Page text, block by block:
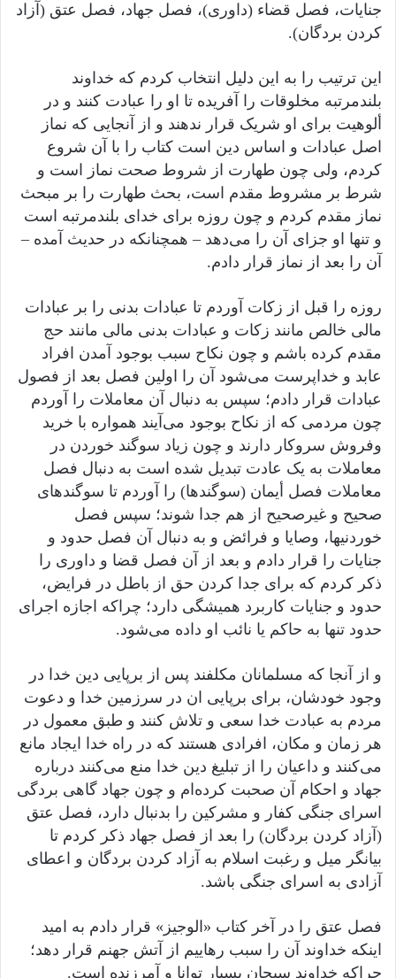
جنایات، فصل قضاء (داوری)، فصل جهاد، فصل عتق (آزاد
کردن بردگان).
این ترتیب را به این دلیل انتخاب کردم که خداوند
بلندمرتبه مخلوقات را آفریده تا او را عبادت کنند و در
ألوهیت برای او شریک قرار ندهند و از آنجایی که نماز
اصل عبادات و اساس دین است کتاب را با آن شروع
کردم، ولی چون طهارت از شروط صحت نماز است و
شرط بر مشروط مقدم است، بحث طهارت را بر مبحث
نماز مقدم کردم و چون روزه برای خدای بلندمرتبه است
و تنها او جزای آن را می‌دهد – همچنانکه در حدیث آمده –
آن را بعد از نماز قرار دادم.
روزه را قبل از زکات آوردم تا عبادات بدنی را بر عبادات
مالی خالص مانند زکات و عبادات بدنی مالی مانند حج
مقدم کرده باشم و چون نکاح سبب بوجود آمدن افراد
عابد و خداپرست می‌شود آن را اولین فصل بعد از فصول
عبادات قرار دادم؛ سپس به دنبال آن معاملات را آوردم
چون مردمی که از نکاح بوجود می‌آیند همواره با خرید
وفروش سروکار دارند و چون زیاد سوگند خوردن در
معاملات به یک عادت تبدیل شده است به دنبال فصل
معاملات فصل أیمان (سوگندها) را آوردم تا سوگندهای
صحیح و غیرصحیح از هم جدا شوند؛ سپس فصل
خوردنیها، وصایا و فرائض و به دنبال آن فصل حدود و
جنایات را قرار دادم و بعد از آن فصل قضا و داوری را
ذکر کردم که برای جدا کردن حق از باطل در فرایض،
حدود و جنایات کاربرد همیشگی دارد؛ چراکه اجازه اجرای
حدود تنها به حاکم یا نائب او داده می‌شود.
و از آنجا که مسلمانان مکلفند پس از برپایی دین خدا در
وجود خودشان، برای برپایی ان در سرزمین خدا و دعوت
مردم به عبادت خدا سعی و تلاش کنند و طبق معمول در
هر زمان و مکان، افرادی هستند که در راه خدا ایجاد مانع
می‌کنند و داعیان را از تبلیغ دین خدا منع می‌کنند درباره
جهاد و احکام آن صحبت کرده‌ام و چون جهاد گاهی بردگی
اسرای جنگی کفار و مشرکین را بدنبال دارد، فصل عتق
(آزاد کردن بردگان) را بعد از فصل جهاد ذکر کردم تا
بیانگر میل و رغبت اسلام به آزاد کردن بردگان و اعطای
آزادی به اسرای جنگی باشد.
فصل عتق را در آخر کتاب «الوجیز» قرار دادم به امید
اینکه خداوند آن را سبب رهاییم از آتش جهنم قرار دهد؛
چراکه خداوند سبحان بسیار توانا و آمرزنده است.